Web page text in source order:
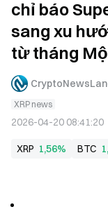
chỉ báo
sang xu
từ tháng
XRP news
2026-04-20 08:41:20
XRP 1,56% BTC